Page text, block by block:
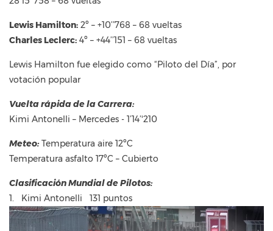
Lewis Hamilton: 2º – +10’’768 – 68 vueltas
Charles Leclerc: 4º – +44’’151 – 68 vueltas
Lewis Hamilton fue elegido como “Piloto del Día”, por
votación popular
Vuelta rápida de la Carrera:
Kimi Antonelli – Mercedes - 1’14’'210
Meteo: Temperatura aire 12ºC
Temperatura asfalto 17ºC – Cubierto
Clasificación Mundial de Pilotos:
1. Kimi Antonelli 131 puntos